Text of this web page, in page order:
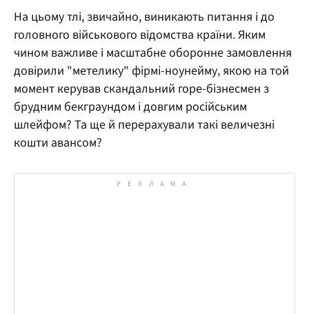
На цьому тлі, звичайно, виникають питання і до
головного військового відомства країни. Яким
чином важливе і масштабне оборонне замовлення
довірили "метелику" фірмі-ноунейму, якою на той
момент керував скандальний горе-бізнесмен з
брудним бекграундом і довгим російським
шлейфом? Та ще й перерахували такі величезні
кошти авансом?